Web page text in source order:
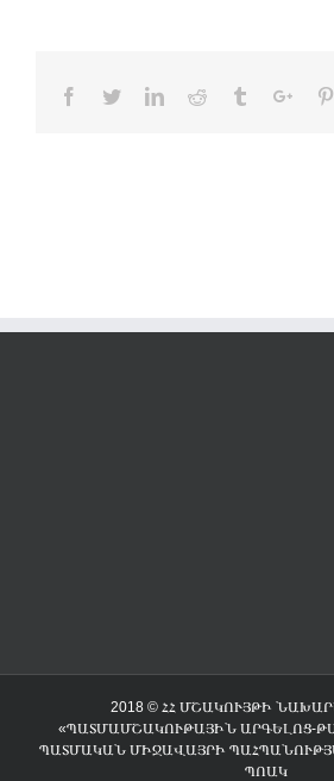
Facebook
TwitterLinkedinReddit Tumblr
2018 © ՀՀ ՄՇԱԿՈՒՅԹԻ
«ՊԱՏՄԱՄՇԱԿՈՒԹԱՅԻՆ ԱՐԳԵԼՈՑ-
ՊԱՏՄԱԿԱՆ ՄԻՋԱՎԱՅՐԻ
ՊՈԱԿ